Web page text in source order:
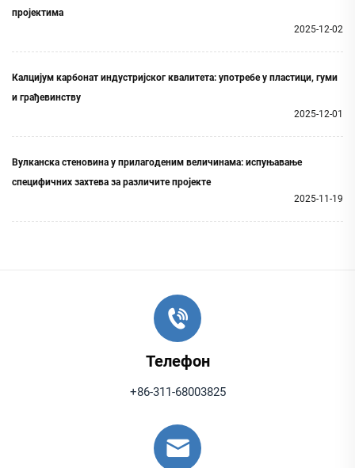
пројектима
2025-12-02
Калцијум карбонат индустријског квалитета: употребе у пластици, гуми
и грађевинству
2025-12-01
Вулканска стеновина у прилагоденим величинама: испуњавање
специфичних захтева за различите пројекте
2025-11-19
Телефон
+86-311-68003825